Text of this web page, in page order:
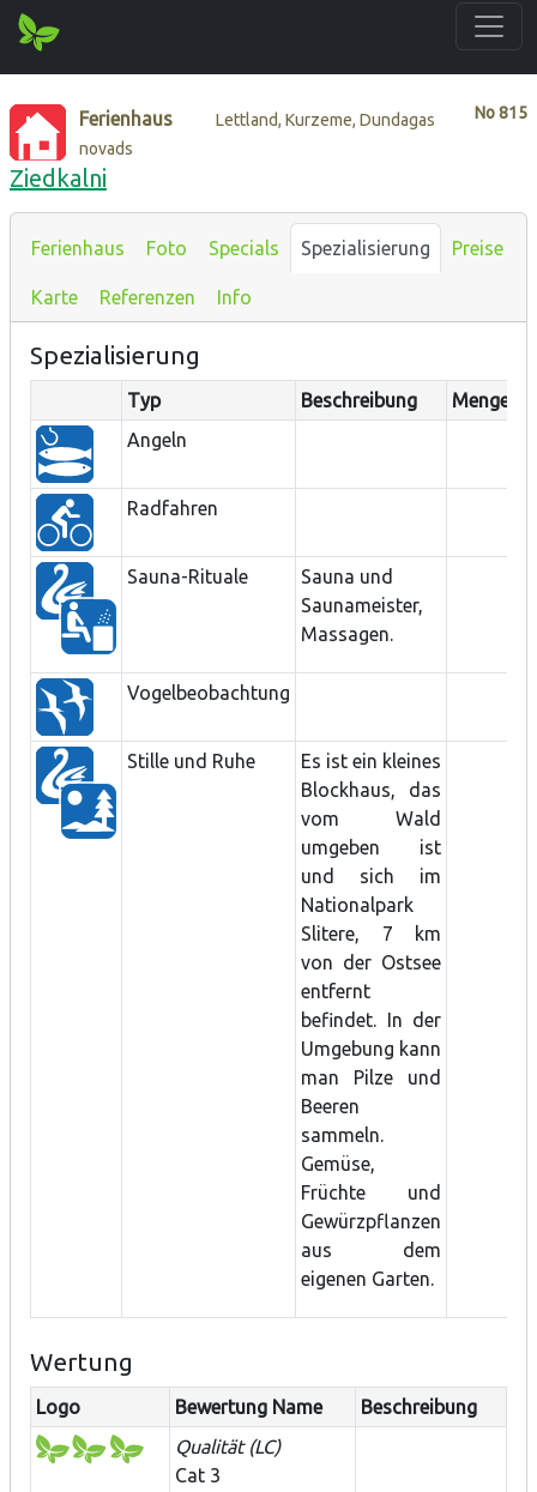
No815
Ferienhaus
Lettland, Kurzeme, Dundagas
novads
Ziedkalni
Ferienhaus Foto Specials Spezialisierung Preise
Karte Referenzen Info
Spezialisierung
Typ Beschreibung Menge
Angeln
Radfahren
Sauna-Rituale
Sauna und
Saunameister,
Massagen.
Vogelbeobachtung
Stille und Ruhe
Es ist ein kleines
Blockhaus, das
vom Wald
umgeben ist
und sich im
Nationalpark
Slitere, 7 km
von der Ostsee
entfernt
befindet. In der
Umgebung kann
man Pilze und
Beeren
sammeln.
Gemüse,
Früchte und
Gewürzpflanzen
aus dem
eigenen Garten.
Wertung
Logo Bewertung Name
Beschreibung
Qualität (LC)
Cat 3